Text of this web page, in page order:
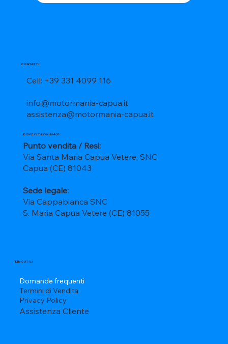
CONTATTI
Cell: +39 331 4099 116
info@motormania-capua.it
assistenza@motormania-capua.it
DOVE CI TROVIAMO?
Punto vendita / Resi:
Via Santa Maria Capua Vetere, SNC
Capua (CE) 81043
Sede legale:
Via Cappabianca SNC
S. Maria Capua Vetere (CE) 81055
LINK UTILI
Domande frequenti
Termini di Vendita
Privacy Policy
Assistenza Cliente